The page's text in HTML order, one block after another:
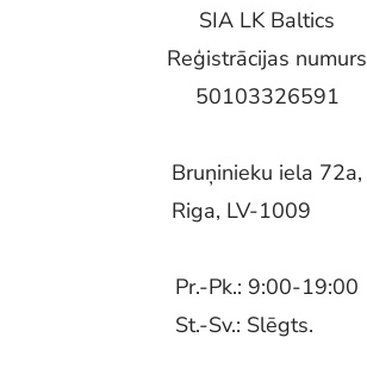
SIA LK Baltics
Reģistrācijas numurs
50103326591
Bruņinieku iela 72a,
Riga, LV-1009
Pr.-Pk.: 9:00-19:00
St.-Sv.: Slēgts.